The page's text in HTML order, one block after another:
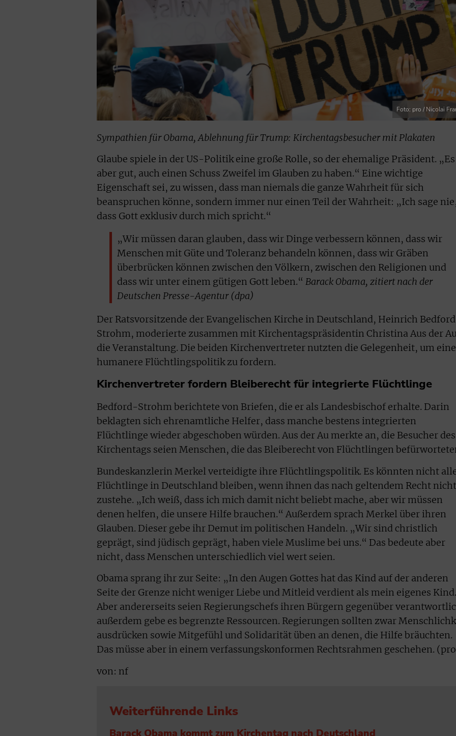
Foto: pro / Nicolai
Sympathien für Obama, Ablehnung für Trump: Kirchentagsbesucher mit Plakaten
Glaube spiele in der US-Politik eine große Rolle, so der ehemalige Präsident.
aber gut, auch einen Schuss Zweifel im Glauben zu haben.“ Eine wichtige
Eigenschaft sei, zu wissen, dass man niemals die ganze Wahrheit für sich
beanspruchen könne, sondern immer nur einen Teil der Wahrheit: „Ich sage
dass Gott exklusiv durch mich spricht.“
„Wir müssen daran glauben, dass wir Dinge verbessern können, dass wir
Menschen mit Güte und Toleranz behandeln können, dass wir Gräben
überbrücken können zwischen den Völkern, zwischen den Religionen und
dass wir unter einem gütigen Gott leben.“ Barack Obama, zitiert nach der
Deutschen Presse-Agentur (dpa)
Der Ratsvorsitzende der Evangelischen Kirche in Deutschland, Heinrich
Strohm, moderierte zusammen mit Kirchentagspräsidentin Christina Aus der
die Veranstaltung. Die beiden Kirchenvertreter nutzten die Gelegenheit, um eine
humanere Flüchtlingspolitik zu fordern.
Kirchenvertreter fordern Bleiberecht für integrierte Flüchtlinge
Bedford-Strohm berichtete von Briefen, die er als Landesbischof erhalte. Darin
beklagten sich ehrenamtliche Helfer, dass manche bestens integrierten
Flüchtlinge wieder abgeschoben würden. Aus der Au merkte an, die Besucher des
Kirchentags seien Menschen, die das Bleiberecht von Flüchtlingen
Bundeskanzlerin Merkel verteidigte ihre Flüchtlingspolitik. Es könnten nicht
Flüchtlinge in Deutschland bleiben, wenn ihnen das nach geltendem Recht nicht
zustehe. „Ich weiß, dass ich mich damit nicht beliebt mache, aber wir müssen
denen helfen, die unsere Hilfe brauchen.“ Außerdem sprach Merkel über ihren
Glauben. Dieser gebe ihr Demut im politischen Handeln. „Wir sind christlich
geprägt, sind jüdisch geprägt, haben viele Muslime bei uns.“ Das bedeute aber
nicht, dass Menschen unterschiedlich viel wert seien.
Obama sprang ihr zur Seite: „In den Augen Gottes hat das Kind auf der anderen
Seite der Grenze nicht weniger Liebe und Mitleid verdient als mein eigenes
Aber andererseits seien Regierungschefs ihren Bürgern gegenüber
außerdem gebe es begrenzte Ressourcen. Regierungen sollten zwar
ausdrücken sowie Mitgefühl und Solidarität üben an denen, die Hilfe bräuchten.
Das müsse aber in einem verfassungskonformen Rechtsrahmen geschehen.
von: nf
Weiterführende Links
Barack Obama kommt zum Kirchentag nach Deutschland